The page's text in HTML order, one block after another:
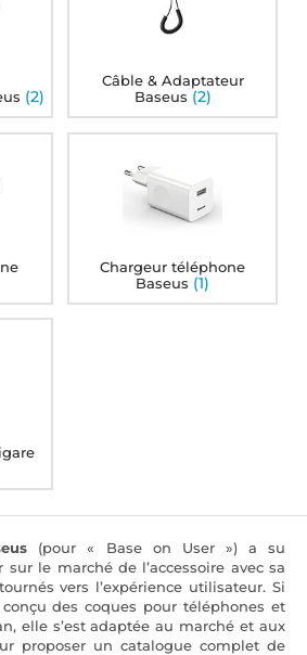
(pour « Base on User ») a su
sur le marché de l’accessoire avec sa
vers l’expérience utilisateur. Si
des coques pour téléphones et
elle s’est adaptée au marché et aux
proposer un catalogue complet de
(2)
Câble & Adaptateur
Baseus (2)
Chargeur téléphone
Baseus (1)